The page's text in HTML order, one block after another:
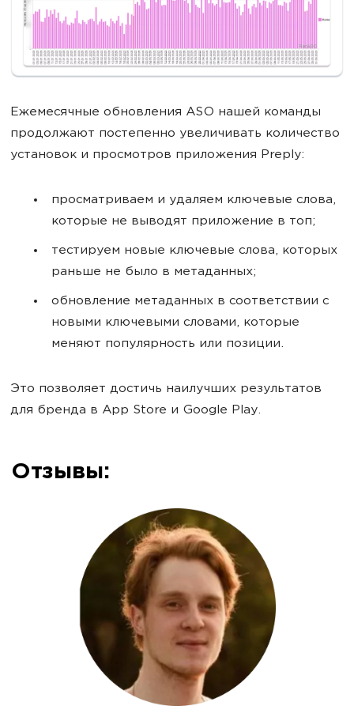
Ежемесячные обновления ASO нашей команды
продолжают постепенно увеличивать количество
установок и просмотров приложения Preply:
просматриваем и удаляем ключевые слова,
которые не выводят приложение в топ;
тестируем новые ключевые слова, которых
раньше не было в метаданных;
обновление метаданных в соответствии с
новыми ключевыми словами, которые
меняют популярность или позиции.
Это позволяет достичь наилучших результатов
для бренда в App Store и Google Play.
Отзывы: